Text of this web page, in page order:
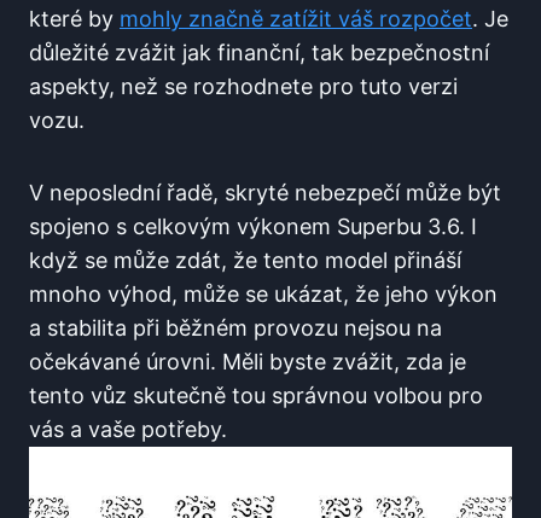
které by mohly značně zatížit váš rozpočet. Je
důležité zvážit jak finanční, tak bezpečnostní
aspekty, než se rozhodnete pro tuto verzi
vozu.
V neposlední řadě, skryté nebezpečí může být
spojeno s celkovým výkonem Superbu 3.6. I
když se může zdát, že tento model přináší
mnoho výhod, může se ukázat, že jeho výkon
a stabilita při běžném provozu nejsou na
očekávané úrovni. Měli byste zvážit, zda je
tento vůz skutečně tou správnou volbou pro
vás a vaše potřeby.